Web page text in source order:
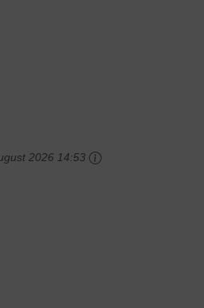
2026 14:53